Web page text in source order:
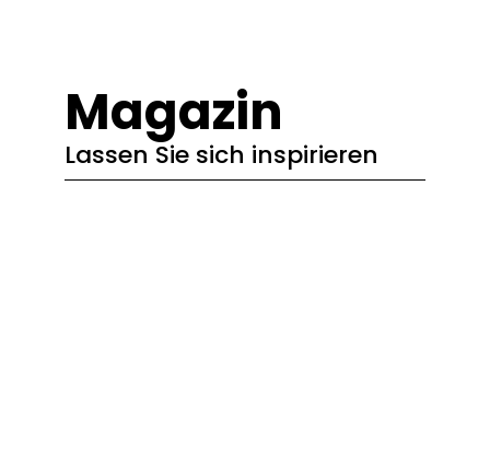
Magazin
Lassen Sie sich inspirieren